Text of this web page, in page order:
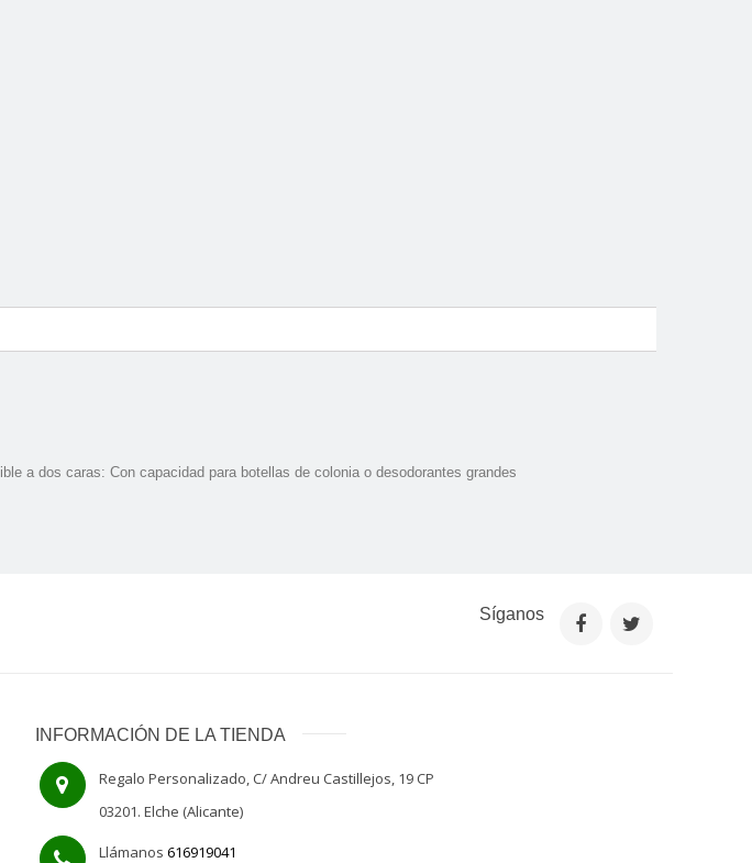
a dos caras: Con capacidad para botellas de colonia o desodorantes grandes
Síganos
INFORMACIÓN DE LA TIENDA
Regalo Personalizado, C/ Andreu Castillejos, 19 CP
03201. Elche (Alicante)
Llámanos 616919041